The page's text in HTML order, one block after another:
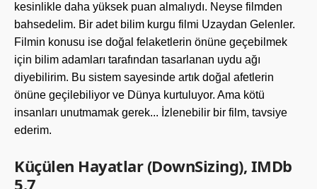
kesinlikle daha yüksek puan almalıydı. Neyse filmden
bahsedelim. Bir adet bilim kurgu filmi Uzaydan Gelenler.
Filmin konusu ise doğal felaketlerin önüne geçebilmek
için bilim adamları tarafından tasarlanan uydu ağı
diyebilirim. Bu sistem sayesinde artık doğal afetlerin
önüne geçilebiliyor ve Dünya kurtuluyor. Ama kötü
insanları unutmamak gerek... İzlenebilir bir film, tavsiye
ederim.
Küçülen Hayatlar (DownSizing), IMDb
5.7